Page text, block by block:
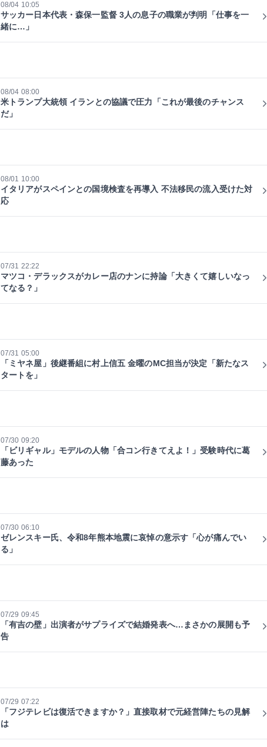
08/04 10:05
サッカー日本代表・森保一監督 3人の息子の職業が判明「仕事を一
緒に…」
08/04 08:00
米トランプ大統領 イランとの協議で圧力「これが最後のチャンス
だ」
08/01 10:00
イタリアがスペインとの国境検査を再導入 不法移民の流入受けた対
応
07/31 22:22
マツコ・デラックスがカレー店のナンに持論「大きくて嬉しいなっ
てなる？」
07/31 05:00
「ミヤネ屋」後継番組に村上信五 金曜のMC担当が決定「新たなス
タートを」
07/30 09:20
「ビリギャル」モデルの人物「合コン行きてえよ！」受験時代に葛
藤あった
07/30 06:10
ゼレンスキー氏、令和8年熊本地震に哀悼の意示す「心が痛んでい
る」
07/29 09:45
「有吉の壁」出演者がサプライズで結婚発表へ…まさかの展開も予
告
07/29 07:22
「フジテレビは復活できますか？」直接取材で元経営陣たちの見解
は